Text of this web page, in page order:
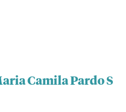
Camila Pardo S